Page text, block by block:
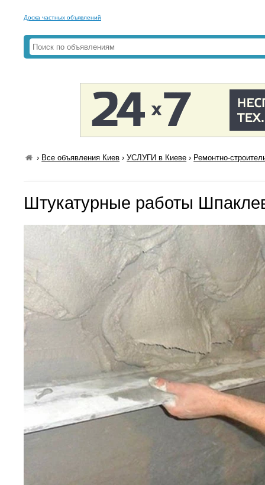
Доска частных объявлений
› Все объявления Киев ›УСЛУГИ в Киеве › Ремонтно-
Штукатурные работы